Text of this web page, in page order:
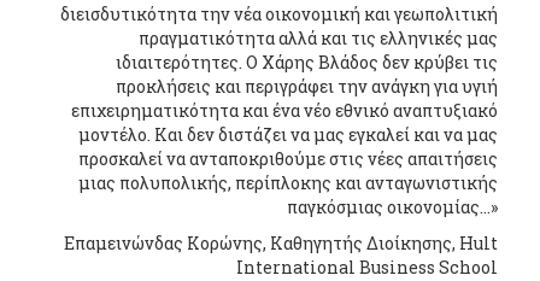
διεισδυτικότητα την νέα οικονομική και γεωπολιτική
πραγματικότητα αλλά και τις ελληνικές μας
ιδιαιτερότητες. Ο Χάρης Βλάδος δεν κρύβει τις
προκλήσεις και περιγράφει την ανάγκη για υγιή
επιχειρηματικότητα και ένα νέο εθνικό αναπτυξιακό
μοντέλο. Και δεν διστάζει να μας εγκαλεί και να μας
προσκαλεί να ανταποκριθούμε στις νέες απαιτήσεις
μιας πολυπολικής, περίπλοκης και ανταγωνιστικής
παγκόσμιας οικονομίας…»
Επαμεινώνδας Κορώνης, Καθηγητής Διοίκησης, Hult
International Business School